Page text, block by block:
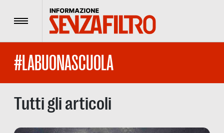
Menu
#LABUONASCUOLA
Tutti gli articoli